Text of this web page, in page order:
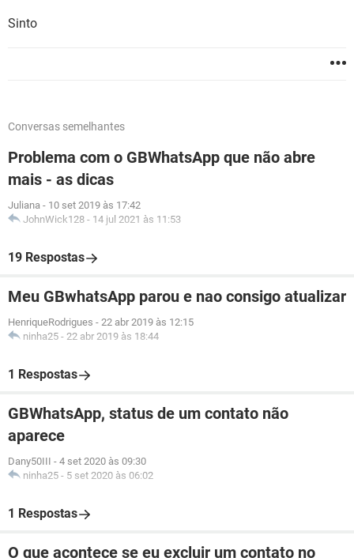
Sinto
Conversas semelhantes
Problema com o GBWhatsApp que não abre
mais - as dicas
Juliana - 10 set 2019 às 17:42
JohnWick128 - 14 jul 2021 às 11:53
19 Respostas
Meu GBwhatsApp parou e nao consigo atualizar
HenriqueRodrigues - 22 abr 2019 às 12:15
ninha25 - 22 abr 2019 às 18:44
1 Respostas
GBWhatsApp, status de um contato não
aparece
Dany50III - 4 set 2020 às 09:30
ninha25 - 5 set 2020 às 06:02
1 Respostas
O que acontece se eu excluir um contato no